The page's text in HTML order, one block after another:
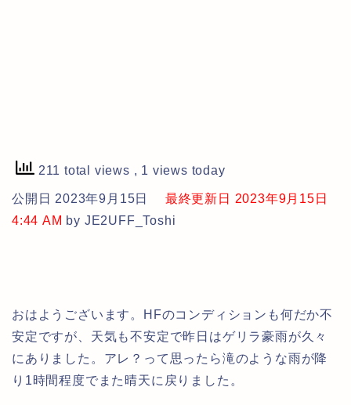
211 total views , 1 views today
公開日 2023年9月15日
最終更新日 2023年9月15日
4:44 AM by JE2UFF_Toshi
おはようございます。HFのコンディションも何だか不
安定ですが、天気も不安定で昨日はゲリラ豪雨が久々
にありました。アレ？って思ったら滝のような雨が降
り1時間程度でまた晴天に戻りました。